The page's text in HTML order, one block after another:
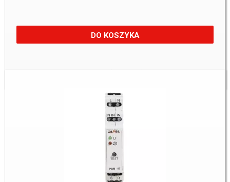
DO KOSZYKA
Towar:Na zamówienie u dostawcy